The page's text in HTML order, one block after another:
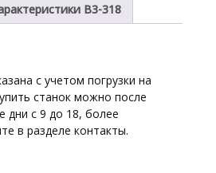
В3-318
с учетом погрузки на
станок можно после
дни с 9 до 18, более
в разделе контакты.